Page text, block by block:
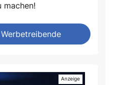
machen!